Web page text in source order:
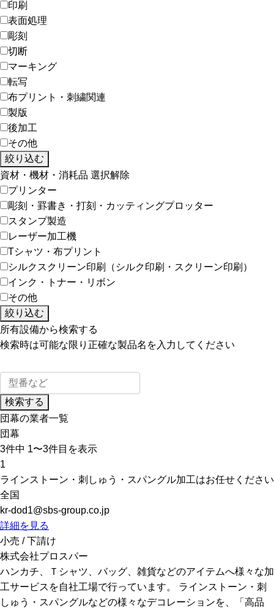
印刷
表面処理
彫刻
切断
マーキング
転写
布プリント・刺繍関連
製版
後加工
その他
絞り込む
資材・機材・消耗品 選択解除
プリンター
彫刻・罫書き・打刻・カッティングプロッター
スタンプ製造
レーザー加工機
Tシャツ・布プリント
シルクスクリーン印刷（シルク印刷・スクリーン印刷）
インク・トナー・リボン
その他
絞り込む
所有設備から検索する
検索時は可能な限り正確な製品名を入力してください
検索する
団幕の業者一覧
団幕
3件中 1〜3件目を表示
1
ラインストーン・刺しゅう・スパングル加工はお任せください
全国
kr-dod1@sbs-group.co.jp
詳細を見る
小売 / 下請け
株式会社プロスパー
ハンカチ、Ｔシャツ、バッグ、雑貨などのアイテムへ様々な加
工サービスを自社工場で行っています。 ラインストーン・刺
しゅう・スパングルなどの様々なデコレーションを、「高品